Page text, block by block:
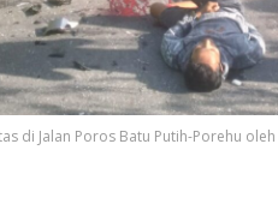
di Jalan Poros Batu Putih-Porehu